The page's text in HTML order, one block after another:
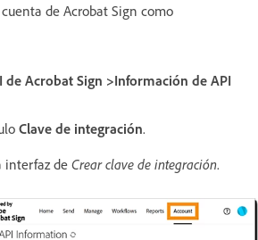
de Acrobat Sign como
de Acrobat Sign >Información de API
Clave de integración.
interfaz de Crear clave de integración.